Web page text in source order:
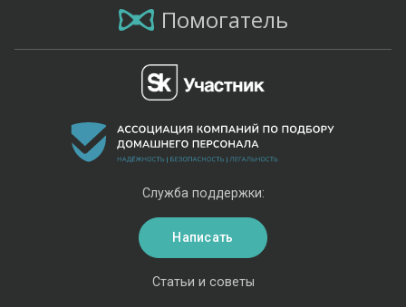
Помогатель
Статьи и советы
Служба поддержки:
Написать